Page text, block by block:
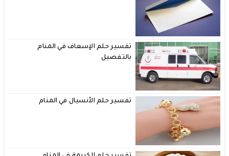
تفسير حلم الإسعاف في المنام
بالتفصيل
تفسير حلم الأنسيال في المنام